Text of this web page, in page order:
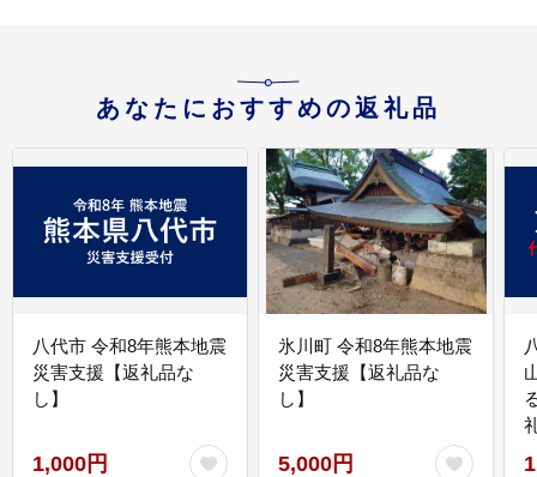
あなたにおすすめの返礼品
八代市 令和8年熊本地震
災害支援【返礼品な
し】
1,000円
氷川町 令和8年熊本地震
災害支援【返礼品な
し】
5,000円